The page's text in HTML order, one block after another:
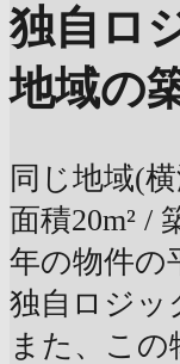
独自ロ
地域の
同じ地域(
面積20m² /
年の物件の
独自ロジッ
また、こ